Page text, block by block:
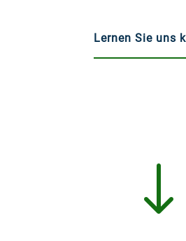
Lernen Sie uns
"